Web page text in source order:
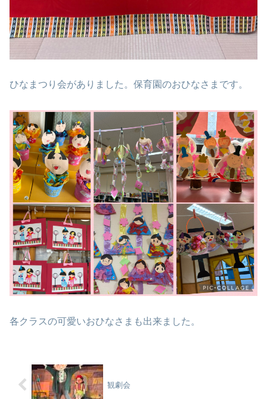
ひなまつり会がありました。保育園のおひなさまです。
各クラスの可愛いおひなさまも出来ました。
観劇会